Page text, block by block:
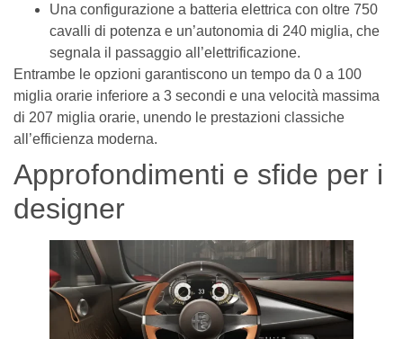
Una configurazione a batteria elettrica con oltre 750
cavalli di potenza e un’autonomia di 240 miglia, che
segnala il passaggio all’elettrificazione.
Entrambe le opzioni garantiscono un tempo da 0 a 100
miglia orarie inferiore a 3 secondi e una velocità massima
di 207 miglia orarie, unendo le prestazioni classiche
all’efficienza moderna.
Approfondimenti e sfide per i
designer